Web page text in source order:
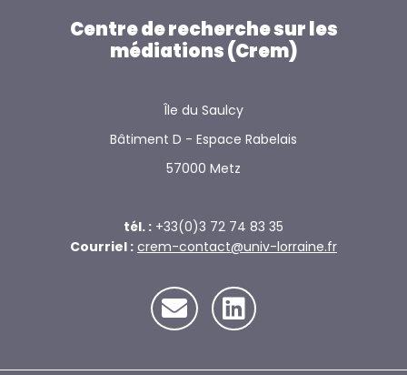
Centre de recherche sur les
médiations (Crem)
Île du Saulcy
Bâtiment D - Espace Rabelais
57000 Metz
tél. : +33(0)3 72 74 83 35
Courriel : crem-contact@univ-lorraine.fr